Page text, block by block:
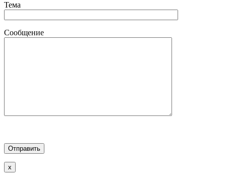
Тема
Сообщение
x